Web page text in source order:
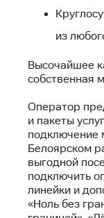
из
Высочайшее
собственная
Оператор
и пакеты
подключение
Белоярском
выгодной
подключить
линейки и
«Ноль без